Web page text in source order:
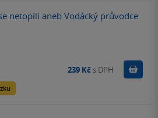
netopili aneb Vodácký průvodce
239 Kč s DPH Koupit